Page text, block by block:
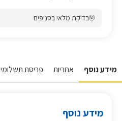
בדיקת מלאי בסניפים
מידע נוסף אחריות פריסת תשלומים
מידע נוסף